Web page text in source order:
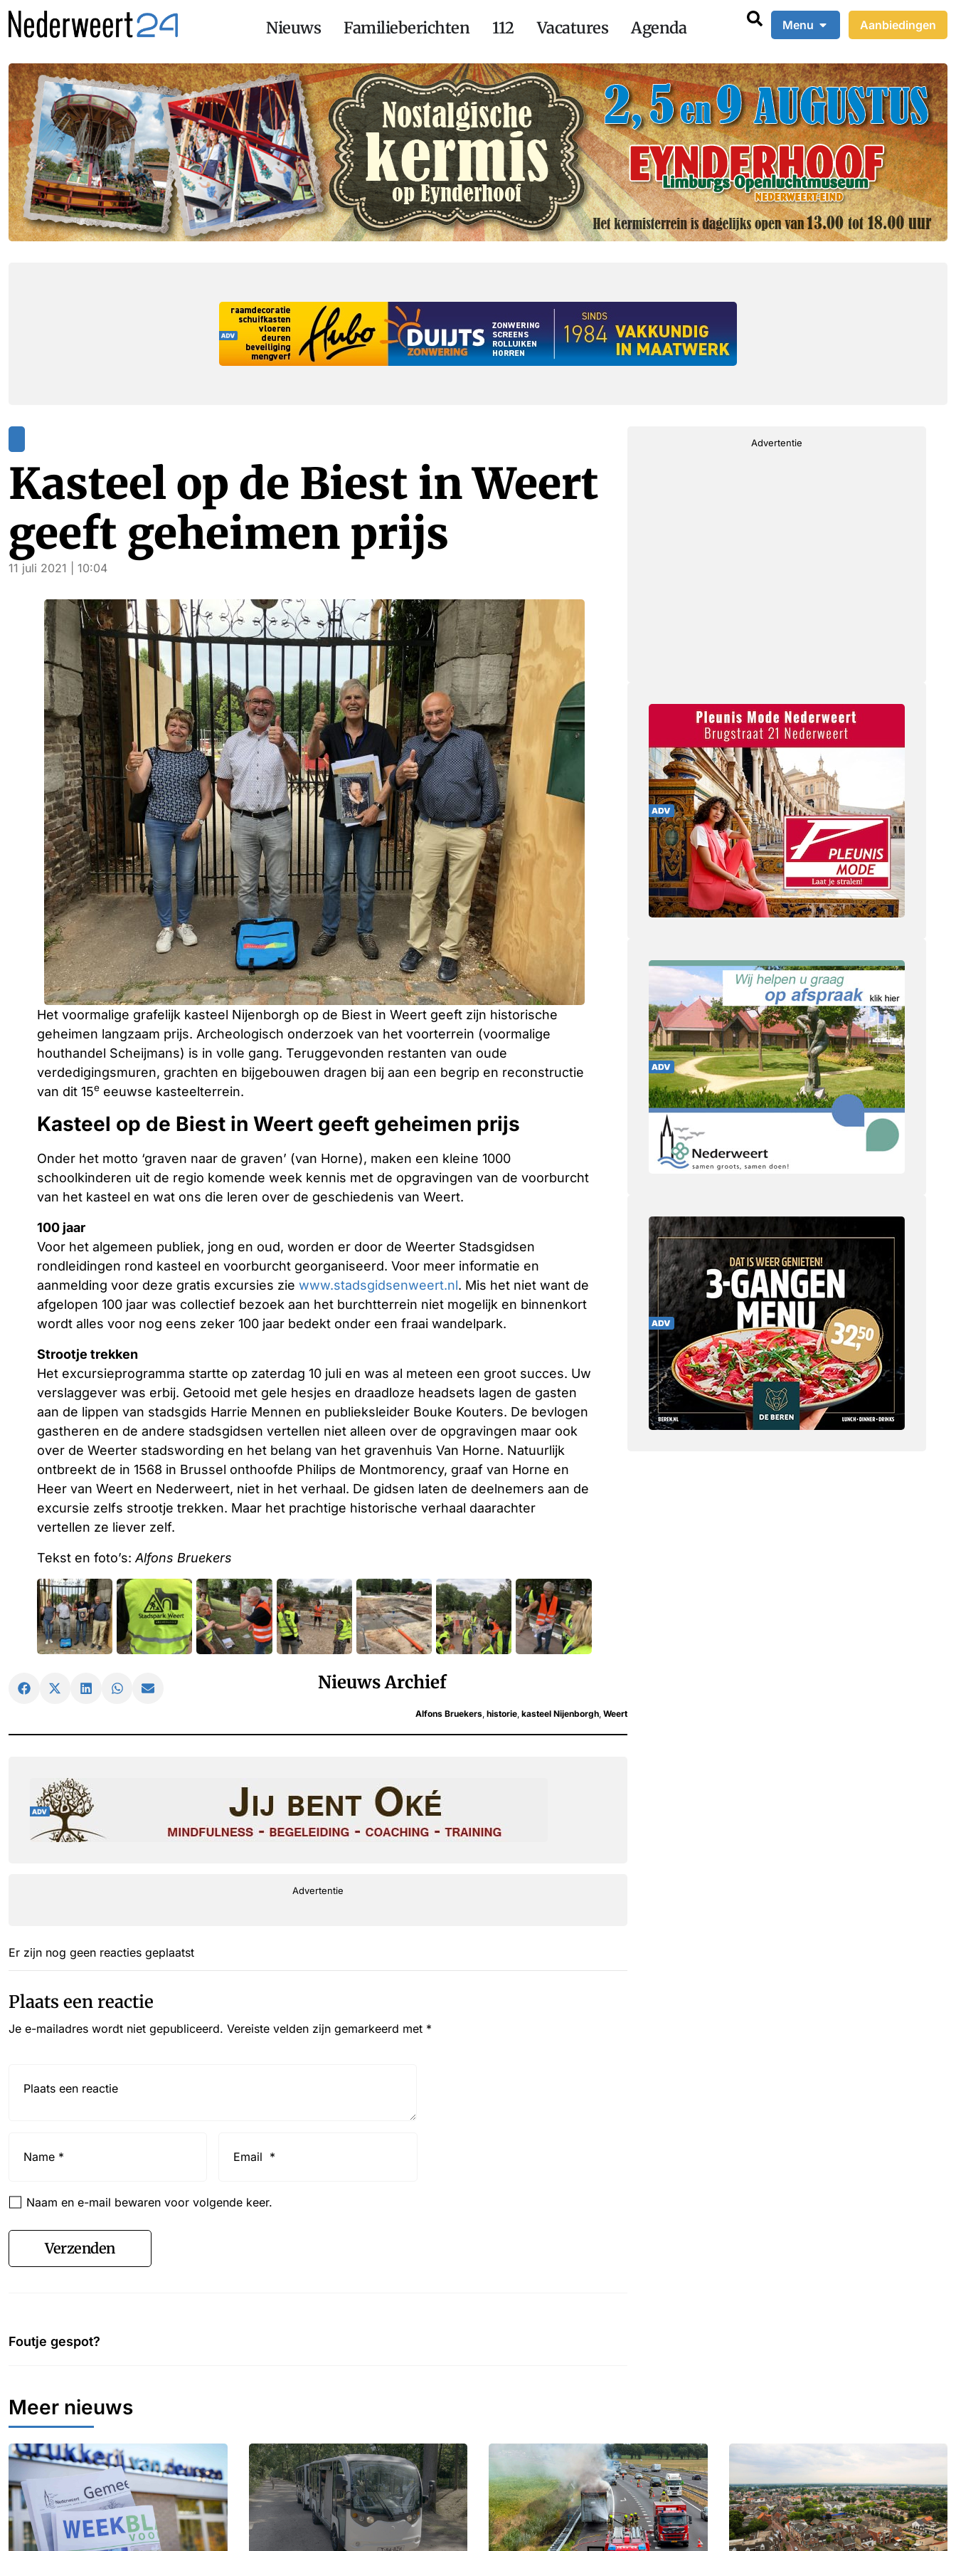
Nieuws Familieberichten 112 Vacatures Agenda Menu Aanbiedingen
Kasteel op de Biest in Weert
geeft geheimen prijs
11 juli 2021 | 10:04
Het voormalige grafelijk kasteel Nijenborgh op de Biest in Weert geeft zijn historische
geheimen langzaam prijs. Archeologisch onderzoek van het voorterrein (voormalige
houthandel Scheijmans) is in volle gang. Teruggevonden restanten van oude
verdedigingsmuren, grachten en bijgebouwen dragen bij aan een begrip en reconstructie
van dit 15e eeuwse kasteelterrein.
Kasteel op de Biest in Weert geeft geheimen prijs
Onder het motto ‘graven naar de graven’ (van Horne), maken een kleine 1000
schoolkinderen uit de regio komende week kennis met de opgravingen van de voorburcht
van het kasteel en wat ons die leren over de geschiedenis van Weert.
100 jaar
Voor het algemeen publiek, jong en oud, worden er door de Weerter Stadsgidsen
rondleidingen rond kasteel en voorburcht georganiseerd. Voor meer informatie en
aanmelding voor deze gratis excursies zie www.stadsgidsenweert.nl. Mis het niet want de
afgelopen 100 jaar was collectief bezoek aan het burchtterrein niet mogelijk en binnenkort
wordt alles voor nog eens zeker 100 jaar bedekt onder een fraai wandelpark.
Strootje trekken
Het excursieprogramma startte op zaterdag 10 juli en was al meteen een groot succes. Uw
verslaggever was erbij. Getooid met gele hesjes en draadloze headsets lagen de gasten
aan de lippen van stadsgids Harrie Mennen en publieksleider Bouke Kouters. De bevlogen
gastheren en de andere stadsgidsen vertellen niet alleen over de opgravingen maar ook
over de Weerter stadswording en het belang van het gravenhuis Van Horne. Natuurlijk
ontbreekt de in 1568 in Brussel onthoofde Philips de Montmorency, graaf van Horne en
Heer van Weert en Nederweert, niet in het verhaal. De gidsen laten de deelnemers aan de
excursie zelfs strootje trekken. Maar het prachtige historische verhaal daarachter
vertellen ze liever zelf.
Tekst en foto’s: Alfons Bruekers
Nieuws Archief
Alfons Bruekers historie kasteel Nijenborgh Weert
Advertentie
Er zijn nog geen reacties geplaatst
Plaats een reactie
Je e-mailadres wordt niet gepubliceerd. Vereiste velden zijn gemarkeerd met *
Naam en e-mail bewaren voor volgende keer.
Verzenden
Advertentie
Foutje gespot?
Meer nieuws